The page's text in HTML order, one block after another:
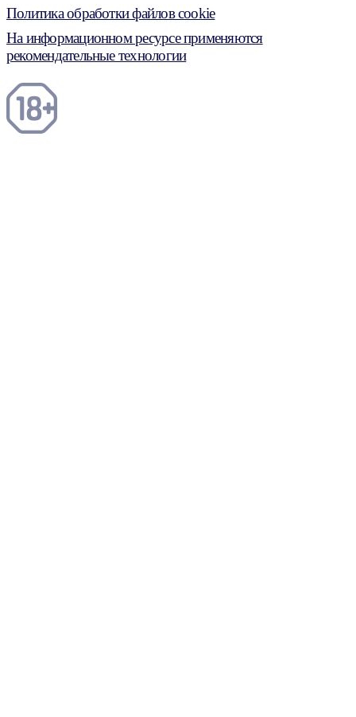
Политика обработки файлов cookie
На информационном ресурсе применяются
рекомендательные технологии